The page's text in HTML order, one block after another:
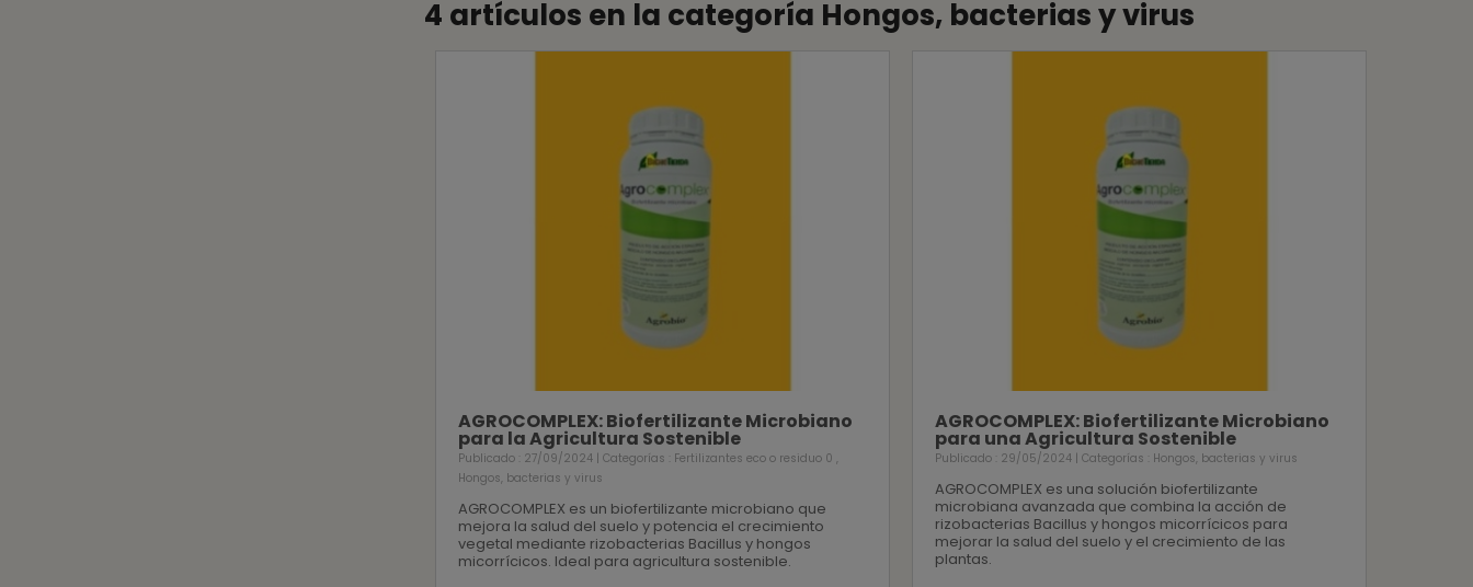
4 artículos en la categoría Hongos, bacterias y virus
AGROCOMPLEX: Biofertilizante Microbiano
para la Agricultura Sostenible
Publicado : 27/09/2024 | Categorías : Fertilizantes eco o residuo 0
Hongos, bacterias y virus
AGROCOMPLEX es un biofertilizante microbiano que
mejora la salud del suelo y potencia el crecimiento
vegetal mediante rizobacterias Bacillus y hongos
micorrícicos. Ideal para agricultura sostenible.
AGROCOMPLEX: Biofertilizante Microbiano
para una Agricultura Sostenible
Publicado : 29/05/2024 | Categorías : Hongos, bacterias y virus
AGROCOMPLEX es una solución biofertilizante
microbiana avanzada que combina la acción de
rizobacterias Bacillus y hongos micorrícicos para
mejorar la salud del suelo y el crecimiento de las
plantas.